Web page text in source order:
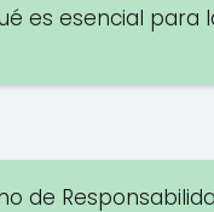
es esencial para
de